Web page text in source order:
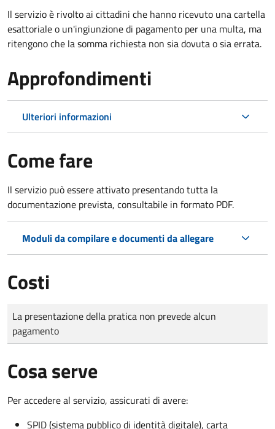
Il servizio è rivolto ai cittadini che hanno ricevuto una cartella
esattoriale o un'ingiunzione di pagamento per una multa, ma
ritengono che la somma richiesta non sia dovuta o sia errata.
Approfondimenti
Ulteriori informazioni
Come fare
Il servizio può essere attivato presentando tutta la
documentazione prevista, consultabile in formato PDF.
Moduli da compilare e documenti da allegare
Costi
Tipo di pagamento
Importo
La presentazione della pratica non prevede alcun
pagamento
Cosa serve
Per accedere al servizio, assicurati di avere:
SPID (sistema pubblico di identità digitale), carta